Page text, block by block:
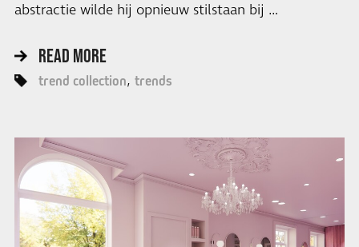
abstractie wilde hij opnieuw stilstaan bij …
READ MORE
trend collection trends